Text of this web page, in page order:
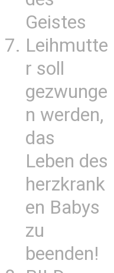
Geistes
Leihmutte
r soll
gezwunge
n werden,
das
Leben des
herzkrank
en Babys
zu
beenden!